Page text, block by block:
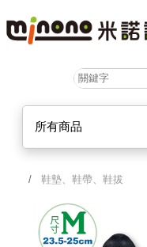
所有商品
/鞋墊、鞋帶、鞋拔